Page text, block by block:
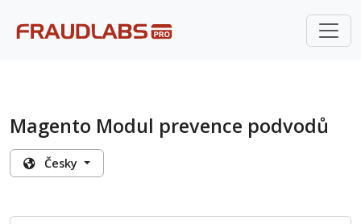
Magento Modul prevence podvodů
Česky